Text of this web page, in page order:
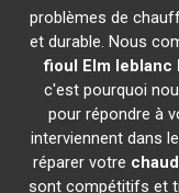
problèmes de
et durable. Nous
fioul Elm leblanc
c'est pourquoi
pour répondre à
interviennent dans
réparer votre
sont compétitifs et